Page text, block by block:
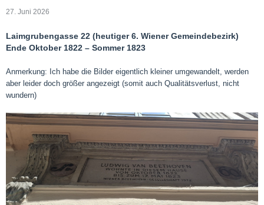
27. Juni 2026
Laimgrubengasse 22 (heutiger 6. Wiener Gemeindebezirk)
Ende Oktober 1822 – Sommer 1823
Anmerkung: Ich habe die Bilder eigentlich kleiner umgewandelt, werden
aber leider doch größer angezeigt (somit auch Qualitätsverlust, nicht
wundern)